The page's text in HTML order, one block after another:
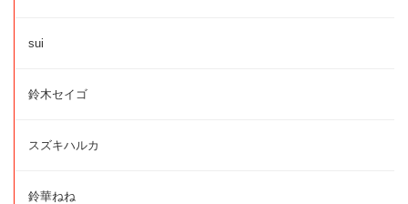
sui
鈴木セイゴ
スズキハルカ
鈴華ねね